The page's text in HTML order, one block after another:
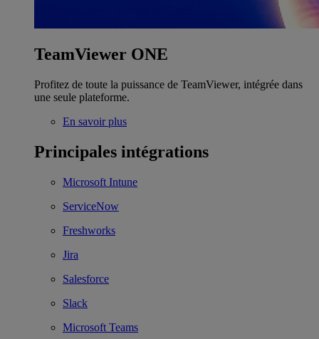
TeamViewer ONE
Profitez de toute la puissance de TeamViewer, intégrée dans
une seule plateforme.
En savoir plus
Principales intégrations
Microsoft Intune
ServiceNow
Freshworks
Jira
Salesforce
Slack
Microsoft Teams